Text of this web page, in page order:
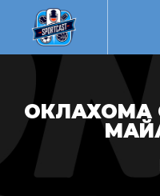
ОКЛАХОМА